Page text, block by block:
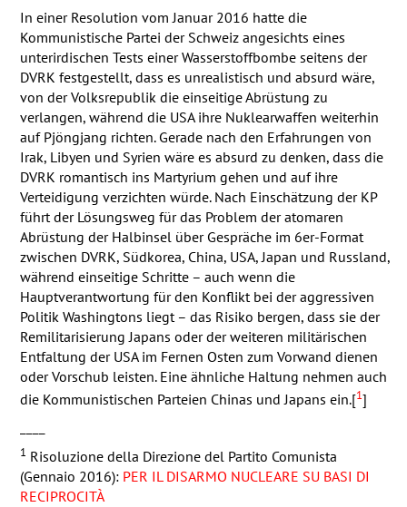
In einer Resolution vom Januar 2016 hatte die
Kommunistische Partei der Schweiz angesichts eines
unterirdischen Tests einer Wasserstoffbombe seitens der
DVRK festgestellt, dass es unrealistisch und absurd wäre,
von der Volksrepublik die einseitige Abrüstung zu
verlangen, während die USAihre Nuklearwaffen weiterhin
auf Pjöngjang richten. Gerade nach den Erfahrungen von
Irak, Libyen und Syrien wäre es absurd zu denken, dass die
DVRK romantisch ins Martyrium gehen und auf ihre
Verteidigung verzichten würde. Nach Einschätzung der KP
führt der Lösungsweg für das Problem der atomaren
Abrüstung der Halbinsel über Gespräche im 6er-Format
zwischen DVRK, Südkorea, China, USA, Japan und Russland,
während einseitige Schritte – auch wenn die
Hauptverantwortung für den Konflikt bei der aggressiven
Politik Washingtons liegt – das Risiko bergen, dass sie der
Remilitarisierung Japans oder der weiteren militärischen
Entfaltung der USAim Fernen Osten zum Vorwand dienen
oder Vorschub leisten. Eine ähnliche Haltung nehmen auch
die Kommunistischen Parteien Chinas und Japans ein.[1]
1 Risoluzione della Direzione del Partito Comunista
(Gennaio 2016): PER IL DISARMO NUCLEARE SU BASI DI
RECIPROCITÀ